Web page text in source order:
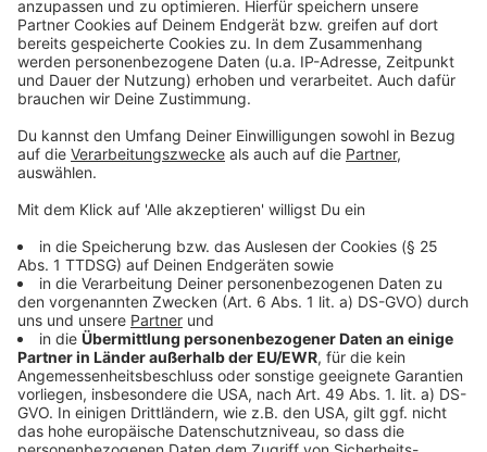
"zu schützen". Die Angeklagten hätten mit ihrer
Präsenz nicht nur die Situation entschärfen können -
sie hätten vor allem ihren Kollegen in dieser
bedrohlichen Situation zur Seite stehen müssen.
Für versuchte gefährliche Körperverletzung durch
Unterlassen sieht das Gesetz in der Regel eine
und sieben Monaten vor. Was derzeit feststeht: Den
Polizisten war es gelungen, Vitalij K. festzunehmen.
Erst in seinem Prozess kristallisierte sich heraus, dass
die beiden Polizistinnen vom Tatort geflohen sein
sollen. Dadurch kam erst alles überhaupt ins Rollen.
Autor: Joachim Schultheis
Anzeige